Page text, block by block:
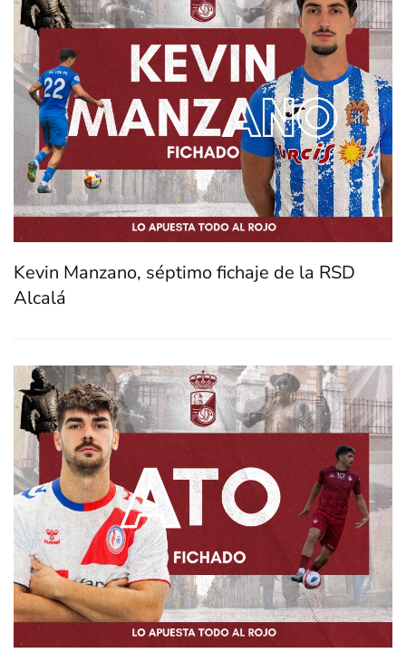
Kevin Manzano, séptimo fichaje de la RSD
Alcalá